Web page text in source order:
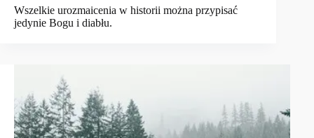
Wszelkie urozmaicenia w historii można przypisać
jedynie Bogu i diabłu.